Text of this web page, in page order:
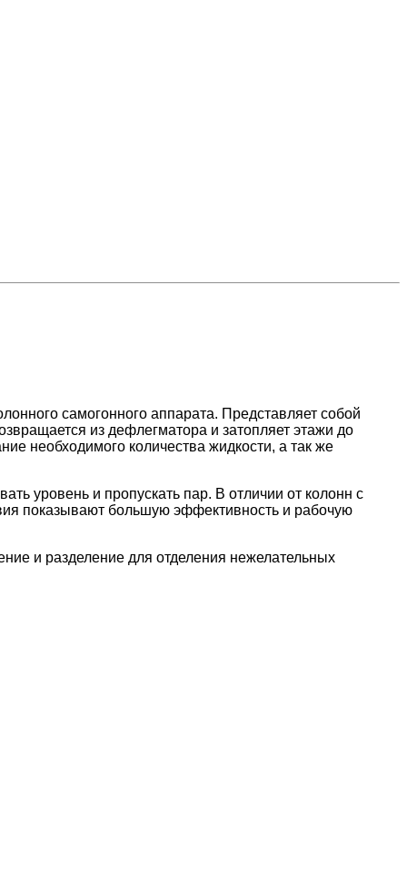
самогонного аппарата. Представляет собой
из дефлегматора и затопляет этажи до
необходимого количества жидкости, а так же
уровень и пропускать пар. В отличии от колонн с
показывают большую эффективность и рабочую
и разделение для отделения нежелательных